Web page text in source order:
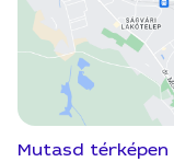
Mutasd térképen